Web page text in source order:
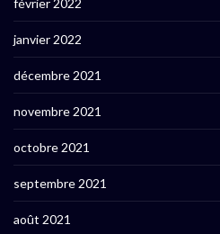
février 2022
janvier 2022
décembre 2021
novembre 2021
octobre 2021
septembre 2021
août 2021